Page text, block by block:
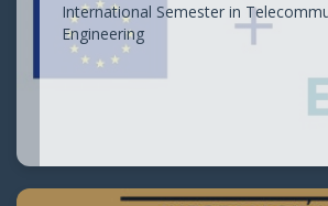
International Semester in
Engineering